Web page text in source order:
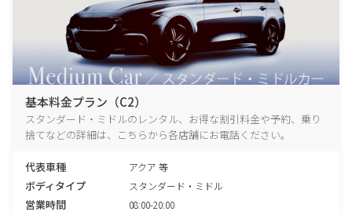
基本料金プラン（C2）
スタンダード・ミドルのレンタル、お得な割引料金や予約、乗り
捨てなどの詳細は、こちらから各店舗にお電話ください。
代表車種 アクア 等
ボディタイプ スタンダード・ミドル
営業時間 08:00-20:00